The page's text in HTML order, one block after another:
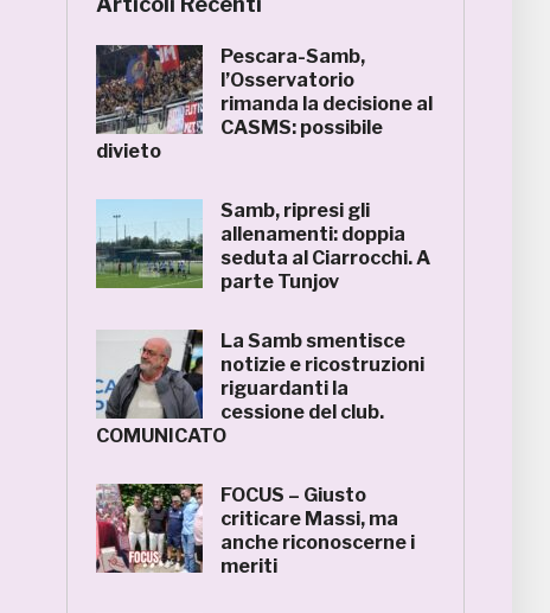
Pescara-Samb,
l’Osservatorio
rimanda la decisione al
CASMS: possibile
divieto
Samb, ripresi gli
allenamenti: doppia
seduta al Ciarrocchi. A
parte Tunjov
La Samb smentisce
notizie e ricostruzioni
riguardanti la
cessione del club.
COMUNICATO
FOCUS – Giusto
criticare Massi, ma
anche riconoscerne i
meriti